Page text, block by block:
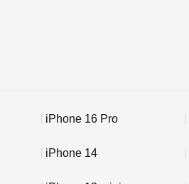
iPhone 16 Pro
iPhone 14